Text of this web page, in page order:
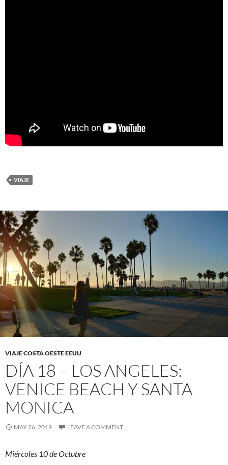
VIAJE
VIAJE COSTA OESTE EEUU
DÍA 18 – LOS ANGELES:
VENICE BEACH Y SANTA
MONICA
MAY 26, 2019 LEAVE A COMMENT
Miércoles 10 de Octubre